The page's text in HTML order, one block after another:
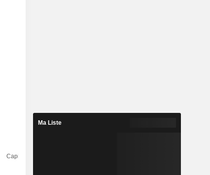
Capi.($)
Ma Liste